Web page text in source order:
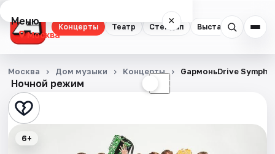
Концерты Театр Стендап Выставки
Меню ×
Москва
Концерты
Театр
Стендап
Ночной режим ☾
Москва Дом музыки Концерты GармоньDrive
6+